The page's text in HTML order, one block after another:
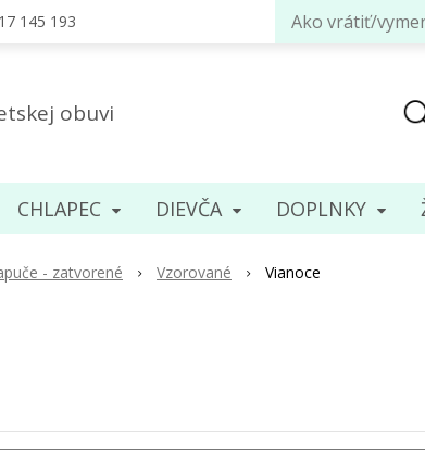
obuvi
145 193 Ako vrátiť/
CHLAPEC DIEVČA DOPLNKY
- zatvorené Vzorované Vianoce